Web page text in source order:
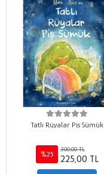
Tatlı Rüyalar Pis Sümük
%25
300,00 TL
225,00 TL